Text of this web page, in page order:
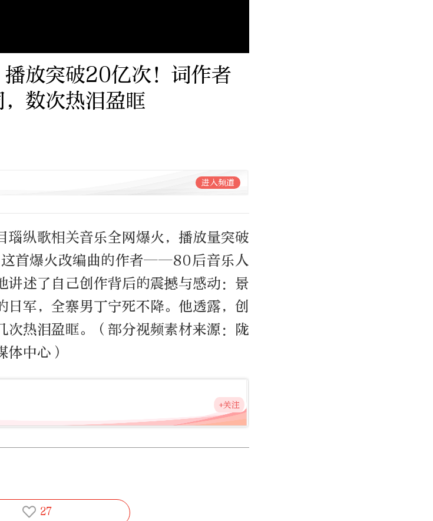
放突破20亿次！词作者
数次热泪盈眶
进入频道
瑙纵歌相关音乐全网爆火，播放量突破
首爆火改编曲的作者——80后音乐人
讲述了自己创作背后的震撼与感动：景
日军，全寨男丁宁死不降。他透露，创
次热泪盈眶。（部分视频素材来源：陇
中心）
+关注
27